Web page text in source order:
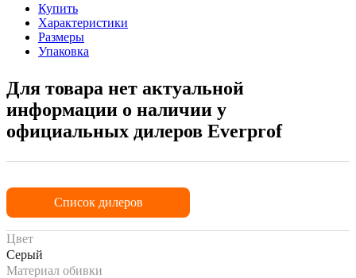
Купить
Характеристики
Размеры
Упаковка
Для товара нет актуальной
информации о наличии у
официальных дилеров Everprof
Список дилеров
Цвет
Серый
Материал обивки